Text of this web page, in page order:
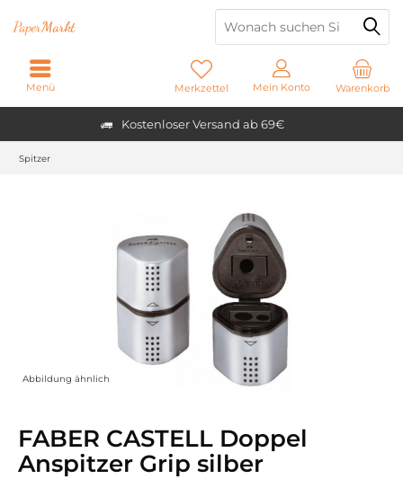
Kostenloser Versand ab 69€
PaperMarkt
Warenkorb
Merkzettel Mein Konto
Menü
Spitzer
Abbildung ähnlich
FABER CASTELL Doppel
Anspitzer Grip silber